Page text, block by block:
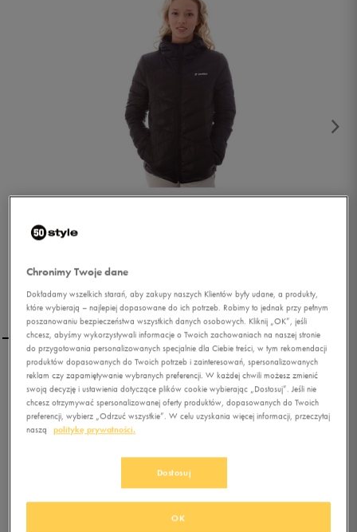
LOTTO KURTKA BASSA
0.0(0
KLUBIE 50 STYLE
Chronimy Twoje dane
Dokładamy wszelkich starań, aby zakupy naszych Klientów były udane, a produkty,
które wybierają – najlepiej dopasowane do ich potrzeb. Robimy to jednak przy pełnym
poszanowaniu bezpieczeństwa wszystkich danych osobowych. Kliknij „OK”, jeśli
chcesz, abyśmy wykorzystywali informacje o Twoich zachowaniach na naszej stronie
do przygotowania personalizowanych specjalnie dla Ciebie treści, w tym rekomendacji
produktów dopasowanych do Twoich potrzeb i zainteresowań, spersonalizowanych
reklam czy zapamiętywanie wybranych preferencji. W każdej chwili możesz zmienić
swoją decyzję i ustawienia dotyczące plików cookie wybierając „Dostosuj”. Jeśli nie
chcesz otrzymywać spersonalizowanej oferty produktów, dopasowanych do Twoich
preferencji, wybierz „Odrzuć wszystkie”. W celu uzyskania więcej informacji, przeczytaj
naszą
politykę prywatności.
Dostosuj
OK